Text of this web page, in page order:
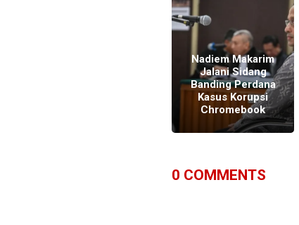
Nadiem Makarim
Jalani Sidang
Banding Perdana
Kasus Korupsi
Chromebook
0 COMMENTS